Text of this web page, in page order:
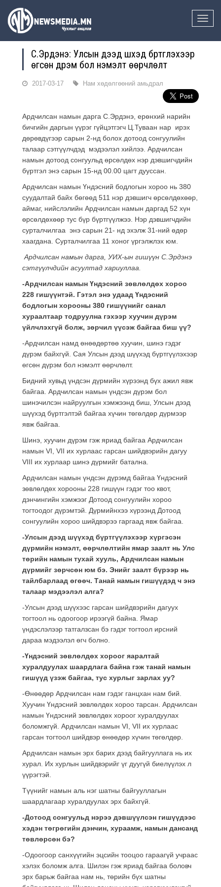
Toggle
С.Эрдэнэ: Улсын дээд шүүхэд бүртгүүлэхээр
өгсөн дүрэм бол нэмэлт өөрчлөлт
2017-03-17 Нам хөдөлгөөний амьдрал
Ардчилсан намын дарга С.Эрдэнэ, ерөнхий нарийн
бичгийн даргын үүрэг гүйцэтгэгч Ц.Туваан нар ирэх
дөрөвдүгээр сарын 2-нд болох дотоод сонгуулийн
талаар сэтгүүлчдэд мэдээлэл хийлээ. Ардчилсан
намын дотоод сонгуульд өрсөлдөх нэр дэвшигчдийн
бүртгэл энэ сарын 15-нд 00.00 цагт дууссан.
Ардчилсан намын Үндэсний бодлогын хороо нь 380
суудалтай байх бөгөөд 511 нэр дэвшигч өрсөлдөхөөр,
аймаг, нийслэлийн Ардчилсан намын даргад 52 хүн
өрсөлдөхөөр тус бүр бүртгүүлжээ. Нэр дэвшигчдийн
сурталчилгаа энэ сарын 21- нд эхэлж 31-ний өдөр
хаагдана. Сурталчилгаа 11 хоног үргэлжлэх юм.
Ардчилсан намын дарга, УИХ-ын гишүүн С.Эрдэнэ
сэтгүүлчдийн асуултад хариуллаа.
-Ардчилсан намын Үндэсний зөвлөлдөх хороо
228 гишүүнтэй. Гэтэл энэ удаад Үндэсний
бодлогын хорооны 380 гишүүнийг санал
хураалтаар тодруулна гэхээр хуучин дүрэм
үйлчлэхгүй болж, зөрчил үүсэж байгаа биш үү?
-Ардчилсан намд өнөөдөртөө хуучин, шинэ гэдэг
дүрэм байхгүй. Сая Улсын дээд шүүхэд бүртгүүлэхээр
өгсөн дүрэм бол нэмэлт өөрчлөлт.
Бидний хувьд үндсэн дүрмийн хүрээнд бүх ажил явж
байгаа. Ардчилсан намын үндсэн дүрэм бол
шинэчилсэн найруулгын хэмжээнд биш, Улсын дээд
шүүхэд бүртгэлтэй байгаа хүчин төгөлдөр дүрмээр
явж байгаа.
Шинэ, хуучин дүрэм гэж яриад байгаа Ардчилсан
намын VI, VII их хурлаас гарсан шийдвэрийн дагуу
VIII их хурлаар шинэ дүрмийг батална.
Ардчилсан намын үндсэн дүрэмд байгаа Үндэсний
зөвлөлдөх хорооны 228 гишүүн гэдэг тоо квот,
дэнчингийн хэмжээг Дотоод сонгуулийн хороо
тогтоодог дүрэмтэй. Дүрмийнхээ хүрээнд Дотоод
сонгуулийн хороо шийдвэрээ гаргаад явж байгаа.
-Улсын дээд шүүхэд бүртгүүлэхээр хүргэсэн
дүрмийн нэмэлт, өөрчлөлтийн ямар заалт нь Улс
төрийн намын тухай хууль, Ардчилсан намын
дүрмийг зөрчсөн юм бэ. Энийг заалт бүрээр нь
тайлбарлаад өгөөч. Танай намын гишүүдэд ч энэ
талаар мэдээлэл алга?
-Улсын дээд шүүхээс гарсан шийдвэрийн дагуух
тогтоол нь одоогоор ирээгүй байна. Ямар
үндэслэлээр татгалзсан бэ гэдэг тогтоол ирсний
дараа мэдээлэл өгч болно.
-Үндэсний зөвлөлдөх хороог яаралтай
хуралдуулах шаардлага байна гэж танай намын
гишүүд үзэж байгаа, тус хурлыг зарлах уу?
-Өнөөдөр Ардчилсан нам гэдэг ганцхан нам бий.
Хуучин Үндэсний зөвлөлдөх хороо тарсан. Ардчилсан
намын Үндэсний зөвлөлдөх хороог хуралдуулах
боломжгүй. Ардчилсан намын VI, VII их хурлаас
гарсан тогтоол шийдвэр өнөөдөр хүчин төгөлдөр.
Ардчилсан намын эрх барих дээд байгууллага нь их
хурал. Их хурлын шийдвэрийг үг дуугүй биелүүлэх л
үүрэгтэй.
Түүнийг намын аль нэг шатны байгууллагын
шаардлагаар хуралдуулах эрх байхгүй.
-Дотоод сонгуульд нэрээ дэвшүүлсэн гишүүдээс
хэдэн төгрөгийн дэнчин, хураамж, намын дансанд
төвлөрсөн бэ?
-Одоогоор санхүүгийн эцсийн тооцоо гараагүй учраас
хэлэх боломж алга. Шилэн гэж яриад байгаа боловч
эрх барьж байгаа нам нь, төрийн бүх шатны